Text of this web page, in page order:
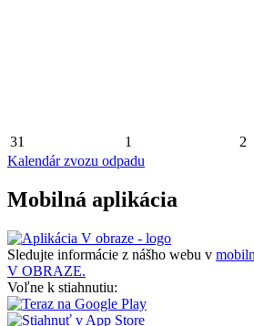
31 1 2
Kalendár zvozu odpadu
Mobilná aplikácia
Sledujte informácie z nášho webu v
V OBRAZE.
Voľne k stiahnutiu: